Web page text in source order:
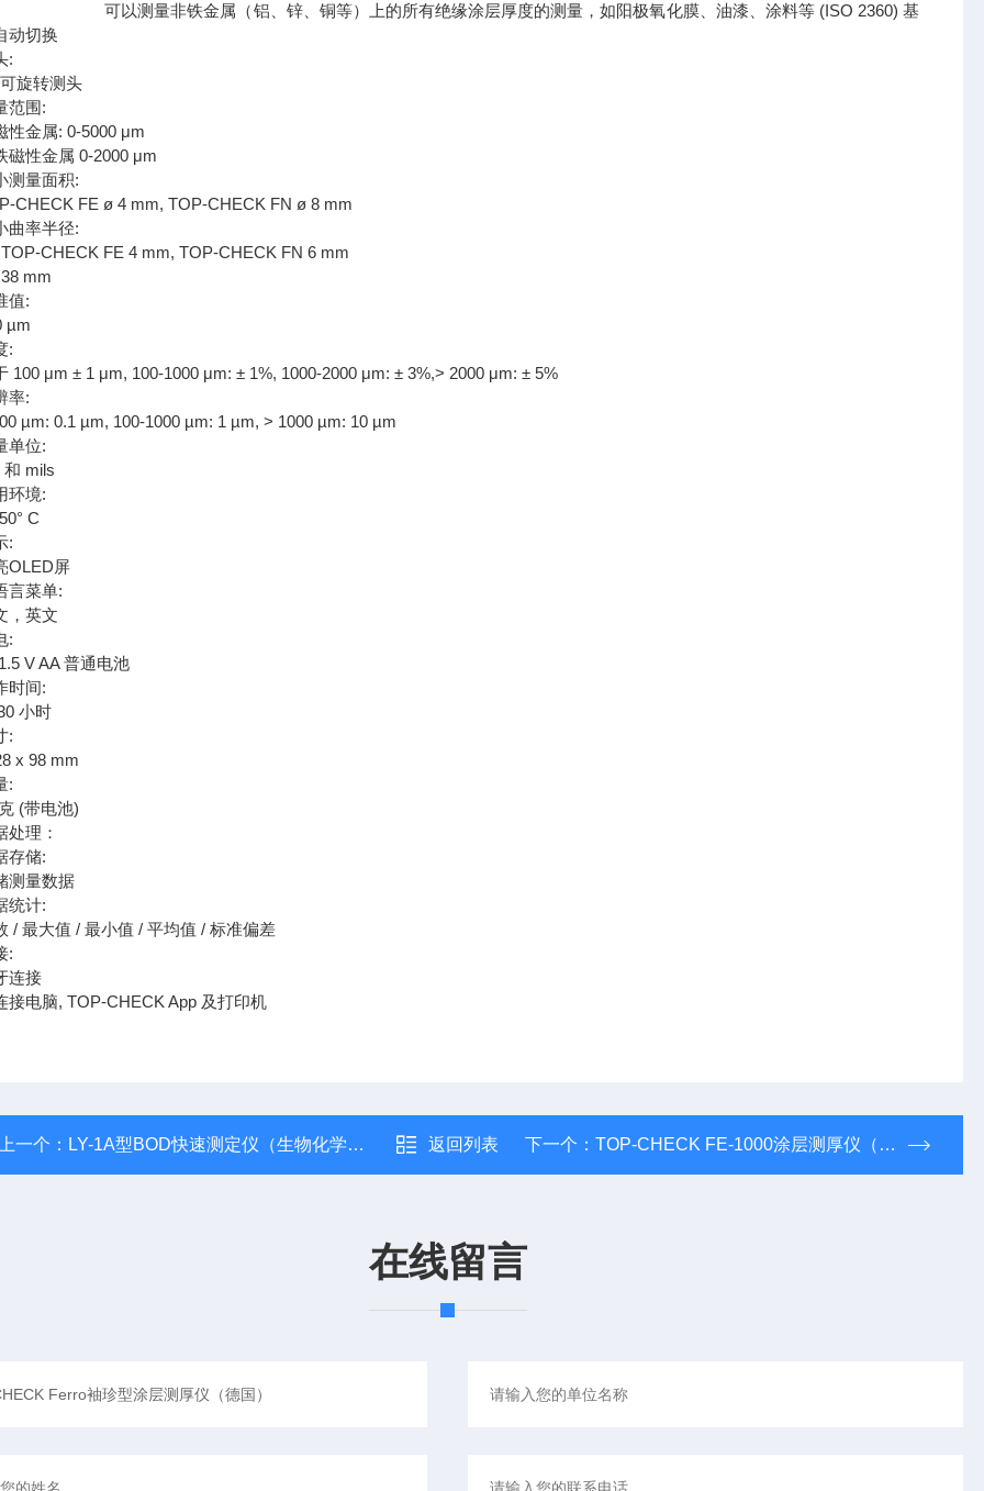
测量非铁金属（铝、锌、铜等）上的所有绝缘涂层厚度的测量，如阳极氧化膜、油漆、涂料等 (ISO 2360) 基
动切换
:
旋转测头
范围:
性金属: 0-5000 μm
磁性金属 0-2000 μm
测量面积:
CHECK FE ø 4 mm, TOP-CHECK FN ø 8 mm
曲率半径:
CHECK FE 4 mm, TOP-CHECK FN 6 mm
mm
值:
µm
:
100 μm ± 1 μm, 100-1000 μm: ± 1%, 1000-2000 μm: ± 3%,> 2000 μm: ± 5%
率:
µm: 0.1 µm, 100-1000 µm: 1 µm, > 1000 µm: 10 µm
单位:
和 mils
环境:
C
:
OLED屏
言菜单:
，英文
:
V AA 普通电池
时间:
小时
:
x 98 mm
:
(带电池)
处理：
存储:
测量数据
统计:
/ 最大值 / 最小值 / 平均值 / 标准偏差
:
连接
接电脑, TOP-CHECK App 及打印机
一个： LY-1A型BOD快速测定仪（生物化学需氧量） 返回列表 下一个： TOP-CHECK FE-1000涂层测厚仪（顺丰包邮）
在线留言